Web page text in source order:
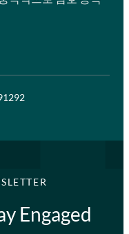
292
Engaged